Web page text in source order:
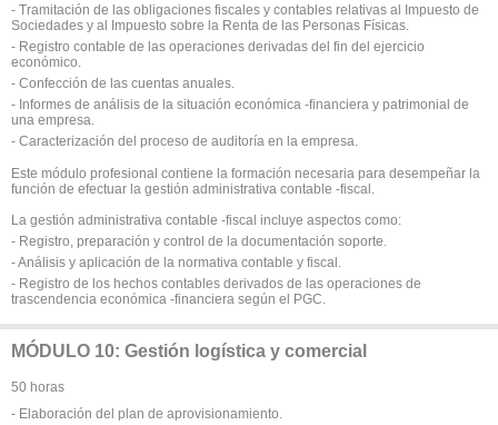
- Tramitación de las obligaciones fiscales y contables relativas al Impuesto de
Sociedades y al Impuesto sobre la Renta de las Personas Físicas.
- Registro contable de las operaciones derivadas del fin del ejercicio
económico.
- Confección de las cuentas anuales.
- Informes de análisis de la situación económica -financiera y patrimonial de
una empresa.
- Caracterización del proceso de auditoría en la empresa.
Este módulo profesional contiene la formación necesaria para desempeñar la
función de efectuar la gestión administrativa contable -fiscal.
La gestión administrativa contable -fiscal incluye aspectos como:
- Registro, preparación y control de la documentación soporte.
- Análisis y aplicación de la normativa contable y fiscal.
- Registro de los hechos contables derivados de las operaciones de
trascendencia económica -financiera según el PGC.
MÓDULO 10: Gestión logística y comercial
50 horas
- Elaboración del plan de aprovisionamiento.